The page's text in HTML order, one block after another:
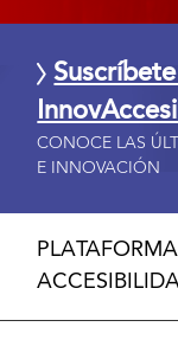
CONOCE LAS
E INNOVACIÓN